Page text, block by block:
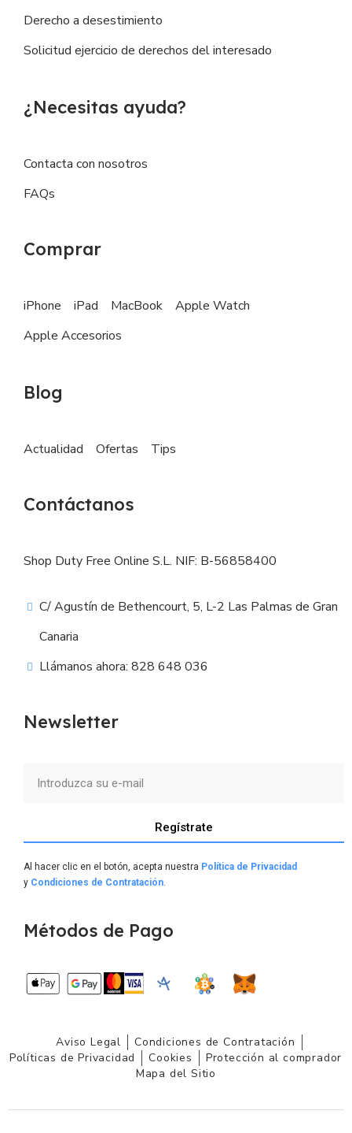
Derecho a desestimiento
Solicitud ejercicio de derechos del interesado
¿Necesitas ayuda?
Contacta con nosotros
FAQs
Comprar
iPhone iPad MacBook
Apple Watch
Apple Accesorios
Blog
Actualidad Ofertas Tips
Contáctanos
Shop Duty Free Online S.L. NIF: B-56858400
C/ Agustín de Bethencourt, 5, L-2 Las Palmas de Gran
Canaria
Llámanos ahora: 828 648 036
Newsletter
Regístrate
Al hacer clic en el botón, acepta nuestra Política de Privacidad
y Condiciones de Contratación.
Métodos de Pago
Aviso Legal
Condiciones de Contratación
Políticas de Privacidad
Cookies
Protección al comprador
Mapa del Sitio